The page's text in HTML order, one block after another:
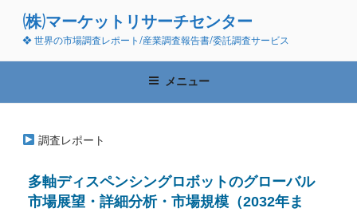
ン
(株)マーケットリサーチセンター
❖ 世界の市場調査レポート/産業調査報告書/委託調査サービス
メニュー
調査レポート
多軸ディスペンシングロボットのグローバル
市場展望・詳細分析・市場規模（2032年ま